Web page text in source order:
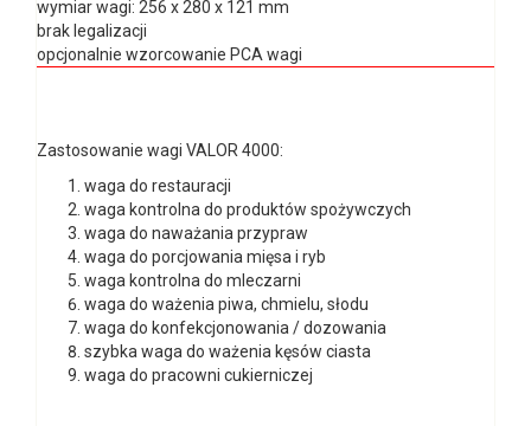
wymiar wagi: 256 x 280 x 121 mm
brak legalizacji
opcjonalnie wzorcowanie PCA wagi
Zastosowanie wagi VALOR 4000:
waga do restauracji
waga kontrolna do produktów spożywczych
waga do naważania przypraw
waga do porcjowania mięsa i ryb
waga kontrolna do mleczarni
waga do ważenia piwa, chmielu, słodu
waga do konfekcjonowania / dozowania
szybka waga do ważenia kęsów ciasta
waga do pracowni cukierniczej